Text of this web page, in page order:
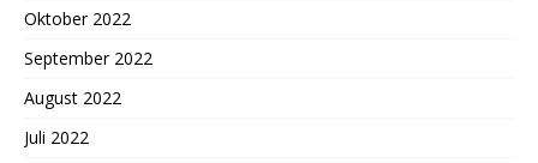
Oktober 2022
September 2022
August 2022
Juli 2022